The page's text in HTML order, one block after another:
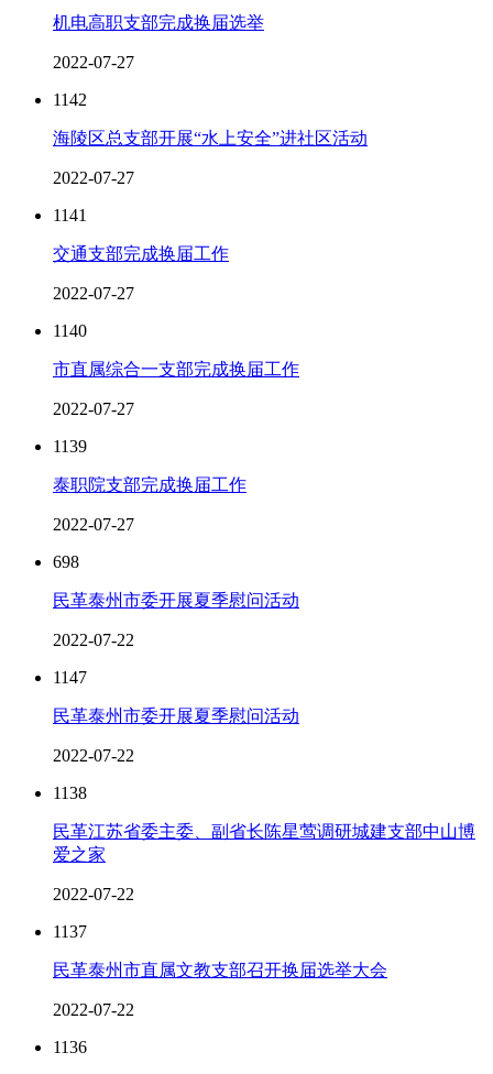
机电高职支部完成换届选举
2022-07-27
1142
海陵区总支部开展“水上安全”进社区活动
2022-07-27
1141
交通支部完成换届工作
2022-07-27
1140
市直属综合一支部完成换届工作
2022-07-27
1139
泰职院支部完成换届工作
2022-07-27
698
民革泰州市委开展夏季慰问活动
2022-07-22
1147
民革泰州市委开展夏季慰问活动
2022-07-22
1138
民革江苏省委主委、副省长陈星莺调研城建支部中山博
爱之家
2022-07-22
1137
民革泰州市直属文教支部召开换届选举大会
2022-07-22
1136